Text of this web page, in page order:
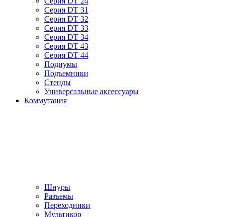
Серия DT 31
Серия DT 32
Серия DT 33
Серия DT 34
Серия DT 43
Серия DT 44
Подиумы
Подъемники
Стенды
Универсальные аксессуары
Коммутация
Шнуры
Разъемы
Переходники
Мультикор